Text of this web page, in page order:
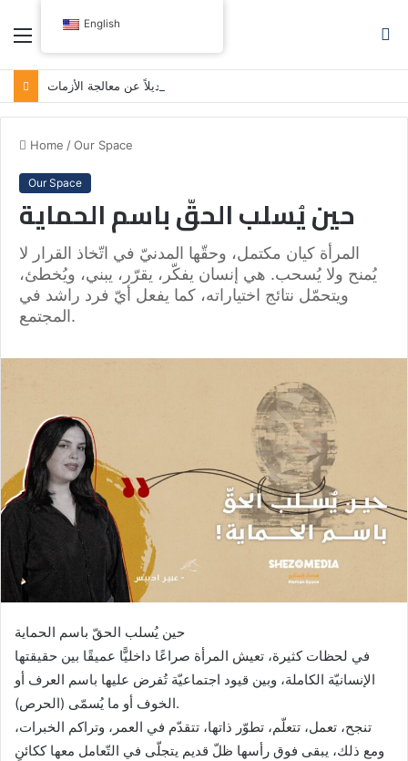
Menu
مدونة اللباس النيابية: حين تصبح الوصاية بديلاً عن معالجة الأزمات
Home /Our Space
Our Space
حين يُسلب الحقّ باسم الحماية
المرأة كيان مكتمل، وحقّها المدنيّ في اتّخاذ القرار لا
يُمنح ولا يُسحب. هي إنسان يفكّر، يقرّر، يبني، ويُخطئ،
ويتحمّل نتائج اختياراته، كما يفعل أيّ فرد راشد في
المجتمع.
حين يُسلب الحقّ باسم الحماية
في لحظات كثيرة، تعيش المرأة صراعًا داخليًّا عميقًا بين حقيقتها
الإنسانيّة الكاملة، وبين قيود اجتماعيّة تُفرض عليها باسم العرف أو
الخوف أو ما يُسمّى (الحرص).
تنجح، تعمل، تتعلّم، تطوّر ذاتها، تتقدّم في العمر، وتراكم الخبرات،
ومع ذلك، يبقى فوق رأسها ظلّ قديم يتجلّى في التّعامل معها ككائنٍ
English